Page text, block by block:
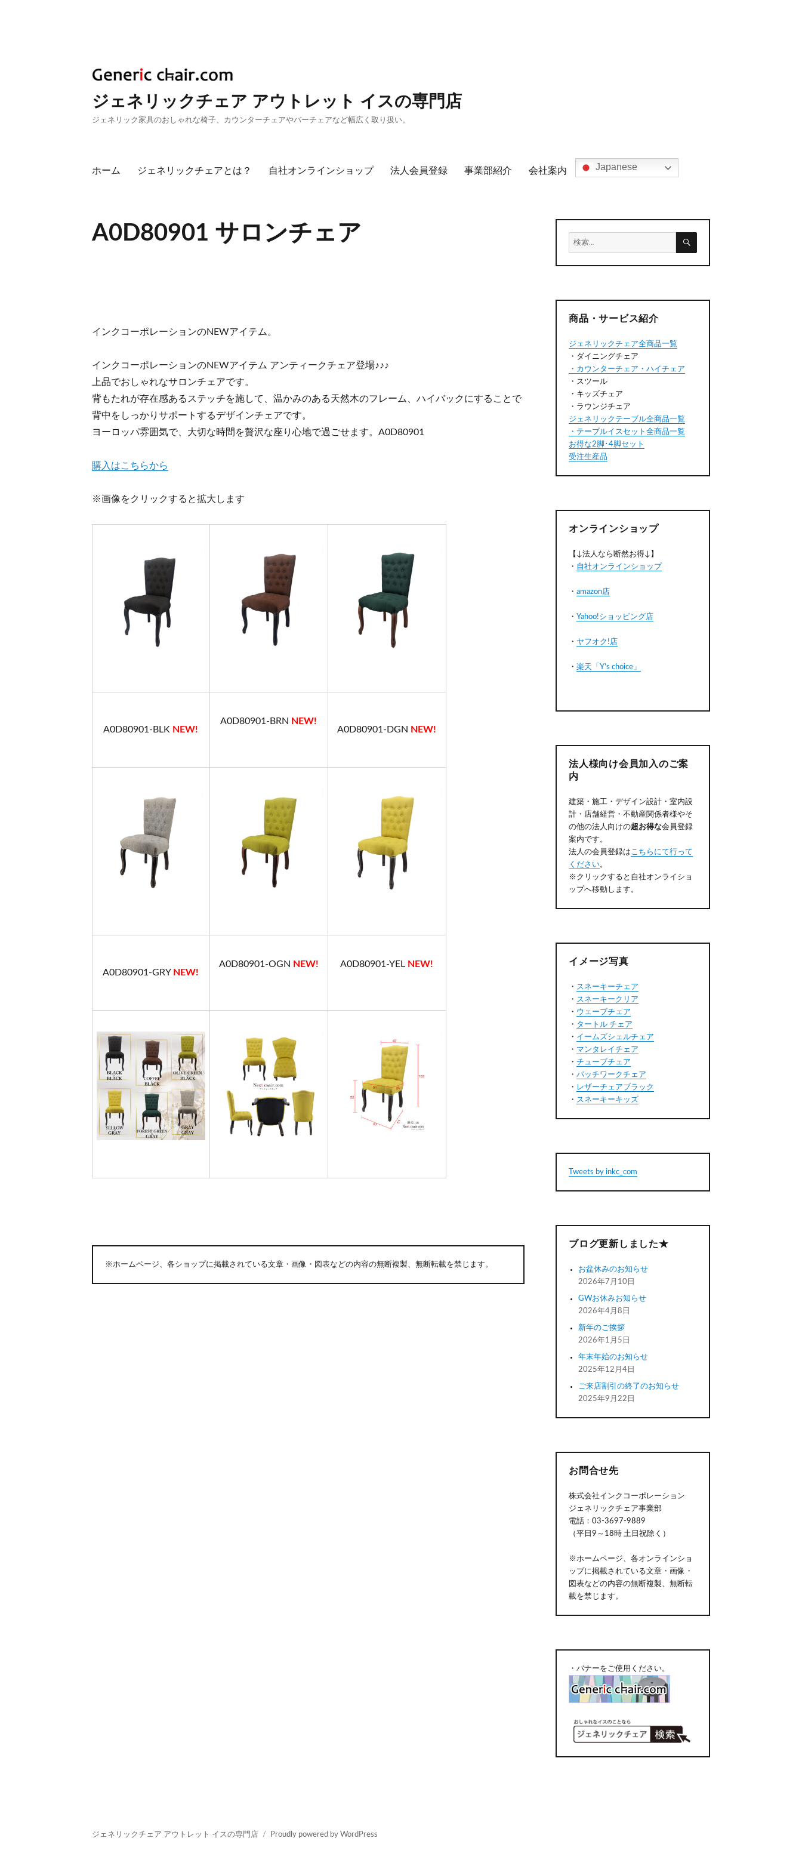
ジェネリックチェア アウトレット イスの専門店
ジェネリック家具のおしゃれな椅子、カウンターチェアやバーチェアなど幅広く取り扱い。
ホーム ジェネリックチェアとは？ 自社オンラインショップ 法人会員登録 事業部紹介 会社案内 Japanese
A0D80901 サロンチェア
インクコーポレーションのNEWアイテム。
インクコーポレーションのNEWアイテム アンティークチェア登場♪♪♪
上品でおしゃれなサロンチェアです。
背もたれが存在感あるステッチを施して、温かみのある天然木のフレーム、ハイバックにすることで
背中をしっかりサポートするデザインチェアです。
ヨーロッパ雰囲気で、大切な時間を贅沢な座り心地で過ごせます。A0D80901
購入はこちらから
※画像をクリックすると拡大します
A0D80901-BLK NEW!
A0D80901-BRN NEW!
A0D80901-DGN NEW!
A0D80901-GRY NEW!
A0D80901-OGN NEW! A0D80901-YEL NEW!
※ホームページ、各ショップに掲載されている文章・画像・図表などの内容の無断複製、無断転載を禁じます。
検
検
商品・サービス紹介
ジェネリックチェア全商品一覧
・ダイニングチェア
・カウンターチェア・ハイチェア
・スツール
・キッズチェア
・ラウンジチェア
ジェネリックテーブル全商品一覧
・テーブルイスセット全商品一覧
お得な2脚･4脚セット
受注生産品
オンラインショップ
【↓法人なら断然お得↓】
・ 自社オンラインショップ
・amazon店
・ Yahoo!ショッピング店
・ ヤフオク!店
・楽天「Y’s choice」
法人様向け会員加入のご案
内
建築・施工・デザイン設計・室内設
計・店舗経営・不動産関係者様やそ
の他の法人向けの超お得な会員登録
案内です。
法人の会員登録はこちらにて行って
ください。
※クリックすると自社オンライショ
ップへ移動します。
イメージ写真
・ スネーキーチェア
・ スネーキークリア
・ ウェーブチェア
・ タートル チェア
・ イームズシェルチェア
・ マンタレイチェア
・チューブチェア
・パッチワークチェア
・
レザーチェアブラック
・ スネーキーキッズ
Tweets by inkc_com
ブログ更新しました★
お盆休みのお知らせ
2026年7月10日
GWお休みお知らせ
2026年4月8日
新年のご挨拶
2026年1月5日
年末年始のお知らせ
2025年12月4日
ご来店割引の終了のお知らせ
2025年9月22日
お問合せ先
株式会社インクコーポレーション
ジェネリックチェア事業部
電話：03-3697-9889
（平日9～18時 土日祝除く）
※ホームページ、各オンラインショ
ップに掲載されている文章・画像・
図表などの内容の無断複製、無断転
載を禁じます。
・バナーをご使用ください。
ジェネリックチェア アウトレット イスの専門店 Proudly powered by WordPress